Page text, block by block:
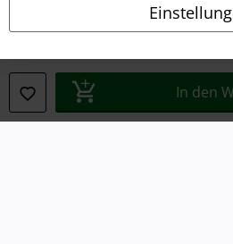
In den
Entsorgung und Umweltschutz
Konformitätserklärung
Information zur Barrierefreiheit